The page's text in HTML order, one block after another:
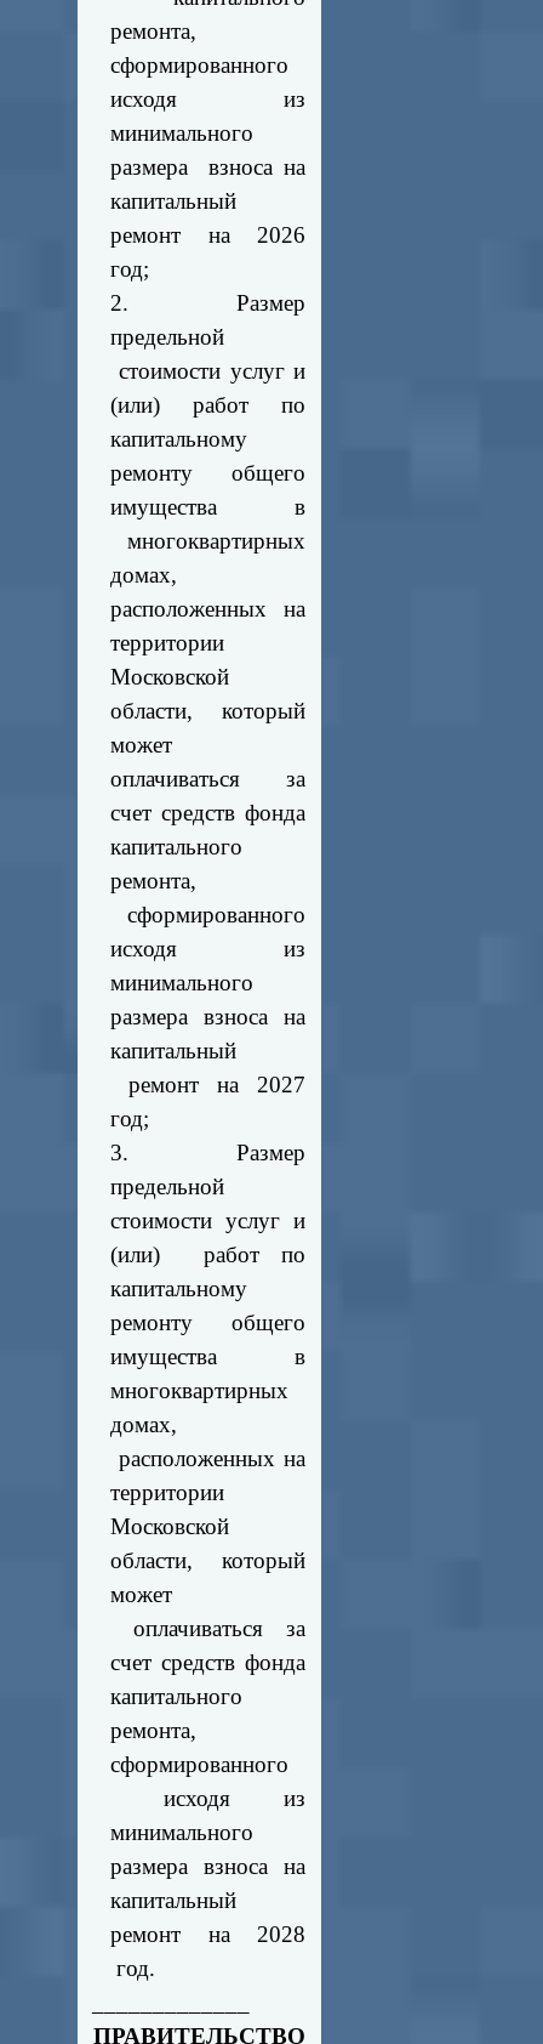
ремонта,
сформированного
исходя из
минимального
размера взноса на
капитальный
ремонт на 2026
год;
2. Размер
предельной
стоимости услуг и
(или) работ по
капитальному
ремонту общего
имущества в
многоквартирных
домах,
расположенных на
территории
Московской
области, который
может
оплачиваться за
счет средств фонда
капитального
ремонта,
сформированного
исходя из
минимального
размера взноса на
капитальный
ремонт на 2027
год;
3. Размер
предельной
стоимости услуг и
(или) работ по
капитальному
ремонту общего
имущества в
многоквартирных
домах,
расположенных на
территории
Московской
области, который
может
оплачиваться за
счет средств фонда
капитального
ремонта,
сформированного
исходя из
минимального
размера взноса на
капитальный
ремонт на 2028
год.
ПРАВИТЕЛЬСТВО